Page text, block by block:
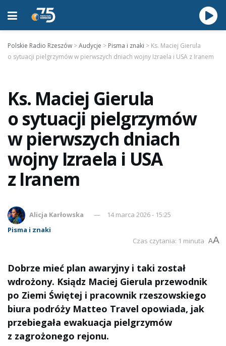
Polskie Radio Rzeszów >Audycje > Pisma i znaki > Ks. Maciej Gierula
o sytuacji pielgrzymów w pierwszych dniach wojny Izraela i USA z Iranem
Ks. Maciej Gierula
o sytuacji pielgrzymów
w pierwszych dniach
wojny Izraela i USA
z Iranem
Alicja Karłowska
14 marca 2026 - 15:25
Pisma i znaki
Czas czytania: 1 minuta AA
Dobrze mieć plan awaryjny i taki został
wdrożony. Ksiądz Maciej Gierula przewodnik
po Ziemi Świętej i pracownik rzeszowskiego
biura podróży Matteo Travel opowiada, jak
przebiegała ewakuacja pielgrzymów
z zagrożonego rejonu.